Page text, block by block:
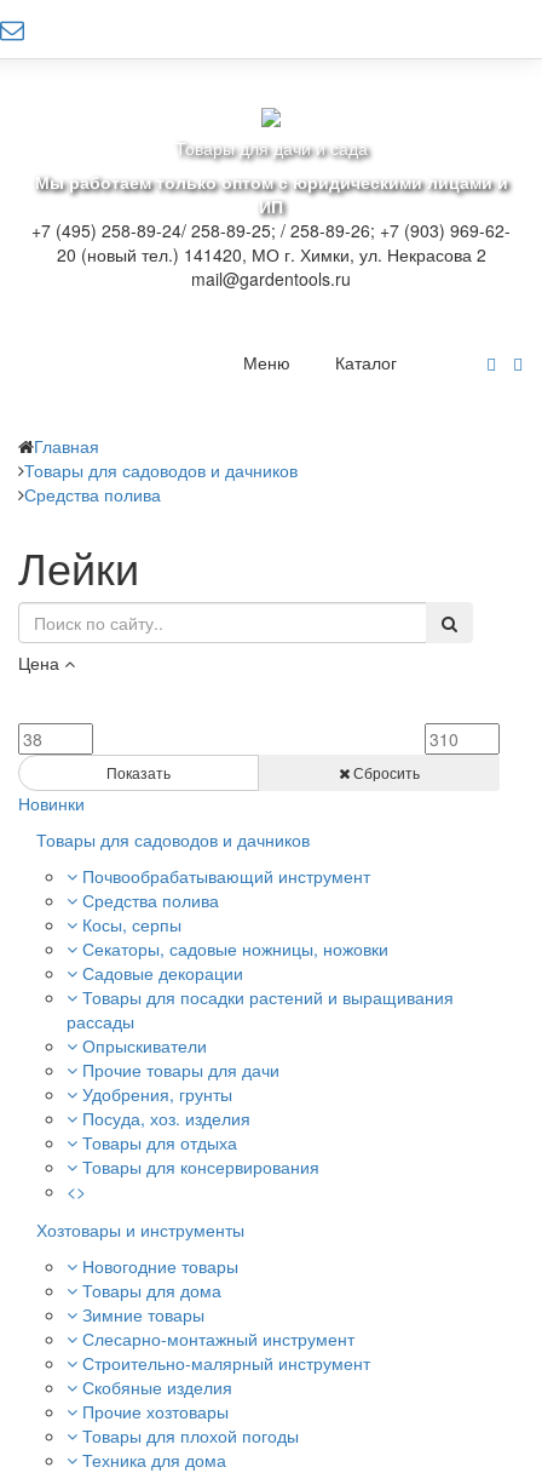
Товары для дачи и сада
Мы работаем только оптом с юридическими лицами и
ИП
+7 (495) 258-89-24/ 258-89-25; / 258-89-26; +7 (903) 969-62-
20 (новый тел.) 141420, МО г. Химки, ул. Некрасова 2
mail@gardentools.ru
Каталог
Меню
Главная
Товары для садоводов и дачников
Средства полива
Лейки
Цена
Показать Сбросить
Новинки
Товары для садоводов и дачников
Почвообрабатывающий инструмент
Средства полива
Косы, серпы
Секаторы, садовые ножницы, ножовки
Садовые декорации
Товары для посадки растений и выращивания
рассады
Опрыскиватели
Прочие товары для дачи
Удобрения, грунты
Посуда, хоз. изделия
Товары для отдыха
Товары для консервирования
<>
Хозтовары и инструменты
Новогодние товары
Товары для дома
Зимние товары
Слесарно-монтажный инструмент
Строительно-малярный инструмент
Скобяные изделия
Прочие хозтовары
Товары для плохой погоды
Техника для дома